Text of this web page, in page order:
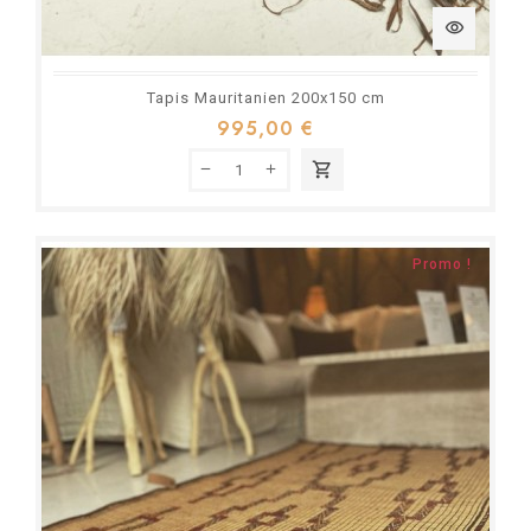
visibility
Tapis Mauritanien 200x150 cm
995,00 €
shopping_cart
Promo !